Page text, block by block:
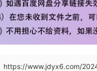
https://www.jdyx6.com/